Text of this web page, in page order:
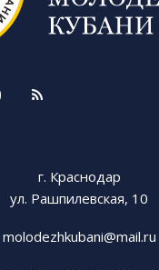
г. Краснодар
ул. Рашпилевская, 10
molodezhkubani@mail.ru